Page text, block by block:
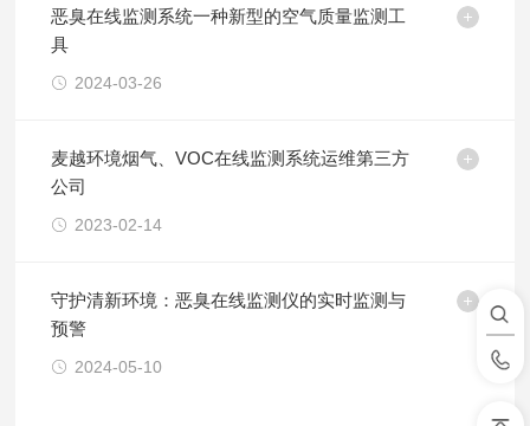
恶臭在线监测系统一种新型的空气质量监测工
具
2024-03-26
麦越环境烟气、VOC在线监测系统运维第三方
公司
2023-02-14
守护清新环境：恶臭在线监测仪的实时监测与
预警
2024-05-10